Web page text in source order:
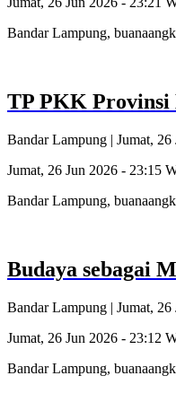
Bandar Lampung,
TP PKK Provinsi
Bandar Lampung | Jumat,
Jumat, 26 Jun 2026 - 23:15
Bandar Lampung,
Budaya sebagai
Bandar Lampung | Jumat,
Jumat, 26 Jun 2026 - 23:12
Bandar Lampung,